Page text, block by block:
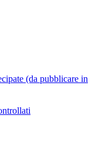
(da pubblicare in